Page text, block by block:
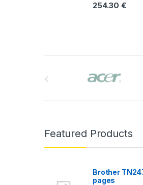
254.30€
Featured Products
Brother
pages